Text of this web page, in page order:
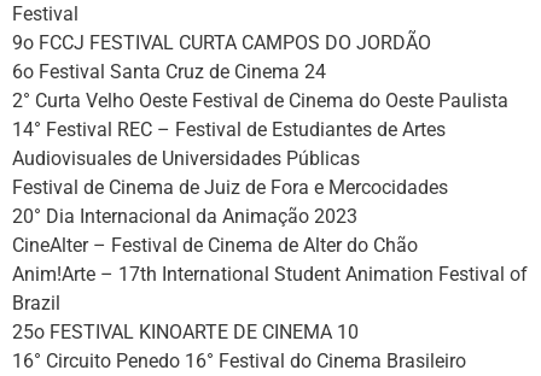
Festival
9o FCCJ FESTIVAL CURTA CAMPOS DO JORDÃO
6o Festival Santa Cruz de Cinema 24
2° Curta Velho Oeste Festival de Cinema do Oeste Paulista
14° Festival REC – Festival de Estudiantes de Artes
Audiovisuales de Universidades Públicas
Festival de Cinema de Juiz de Fora e Mercocidades
20° Dia Internacional da Animação 2023
CineAlter – Festival de Cinema de Alter do Chão
Anim!Arte – 17th International Student Animation Festival of
Brazil
25o FESTIVAL KINOARTE DE CINEMA 10
16° Circuito Penedo 16° Festival do Cinema Brasileiro